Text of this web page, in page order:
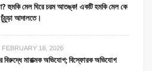
হুমকি মেল ঘিরে চরম আতঙ্ক! একটি হমকি মেল কে
আদালতে।
FEBRUARY 18, 2026
বিরুদ্ধে মারাত্মক অভিযোগ; বিস্ফোরক অভিযোগ